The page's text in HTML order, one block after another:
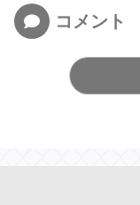
コメント